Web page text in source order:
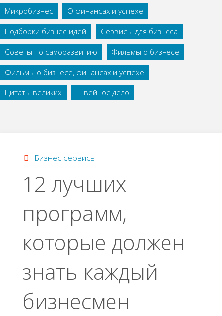
Микробизнес
О финансах и успехе
Подборки бизнес идей
Сервисы для бизнеса
Советы по саморазвитию
Фильмы о бизнесе
Фильмы о бизнесе, финансах и успехе
Цитаты великих
Швейное дело
Бизнес сервисы
12 лучших
программ,
которые должен
знать каждый
бизнесмен